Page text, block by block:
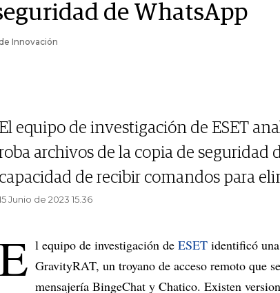
de WhatsApp
Innovación
equipo de investigación de ESET
archivos de la copia de seguridad
capacidad de recibir comandos para
Junio de 2023 15.36
l equipo de investigación de ESET identificó
GravityRAT, un troyano de acceso remoto que
mensajería BingeChat y Chatico. Existen